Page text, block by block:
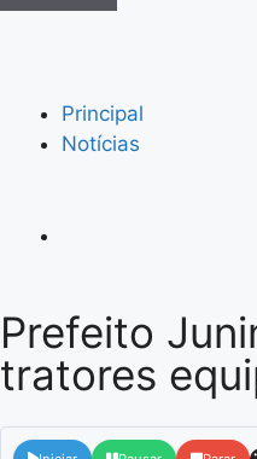
Principal
Notícias
Prefeito
tratores